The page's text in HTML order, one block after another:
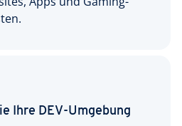
Ihre DEV-Umgebung